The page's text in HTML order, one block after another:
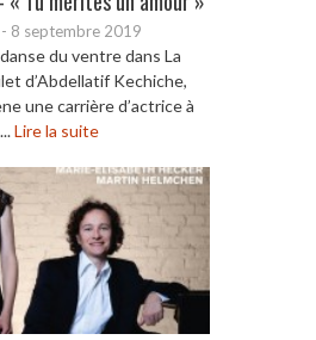
- 8 septembre 2019
du ventre dans La
d’Abdellatif Kechiche,
une carrière d’actrice à
Lire la suite